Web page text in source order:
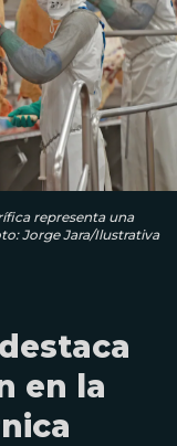
representa una
Jorge Jara/Ilustrativa
en la